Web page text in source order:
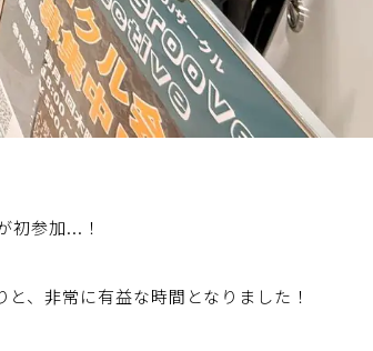
初参加...！
、非常に有益な時間となりました！